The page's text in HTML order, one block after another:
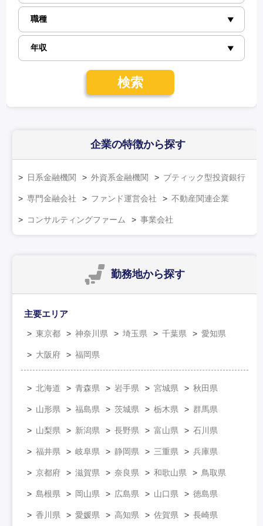
検索
企業の特徴から探す
日系金融機関 外資系金融機関 ブティック型投資銀行
専門金融会社 ファンド運営会社 不動産関連企業
コンサルティングファーム 事業会社
勤務地から探す
主要エリア
東京都 神奈川県 埼玉県 千葉県 愛知県
大阪府 福岡県
北海道 青森県 岩手県 宮城県 秋田県
山形県 福島県 茨城県 栃木県 群馬県
山梨県 新潟県 長野県 富山県 石川県
福井県 岐阜県 静岡県 三重県 兵庫県
京都府 滋賀県 奈良県 和歌山県 鳥取県
島根県 岡山県 広島県 山口県 徳島県
香川県 愛媛県 高知県 佐賀県 長崎県